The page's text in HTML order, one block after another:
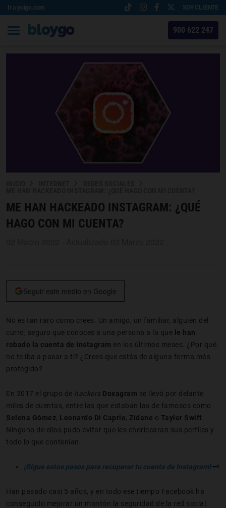
Ir a yoigo.com SOY CLIENTE
900 622 247
ME HAN HACKEADO INSTAGRAM: ¿QUÉ
HAGO CON MI CUENTA?
Seguir este medio en Google
No es tan raro como crees. Un amigo, un familiar, alguien del
curro; seguro que conoces a una persona a la que le han
robado la cuenta de Instagram en los últimos meses. ¿Por qué
no te iba a pasar a ti? ¿Crees que estás de alguna forma más
protegido?
En 2017 el grupo de hackers Doxagram se llevó por delante
miles de cuentas, entre las que estaban las de famosos como
Selena Gómez Leonardo Di Caprio Zidane o Taylor Swift
Ninguno de ellos pudo evitar que les choricearan sus perfiles y
todo lo que contenían.
¡Sigue estos pasos para recuperar tu cuenta de Instagram!🗝️
Han pasado casi 5 años, y en todo ese tiempo Facebook ha
conseguido mejorar un montón la seguridad de la red social.